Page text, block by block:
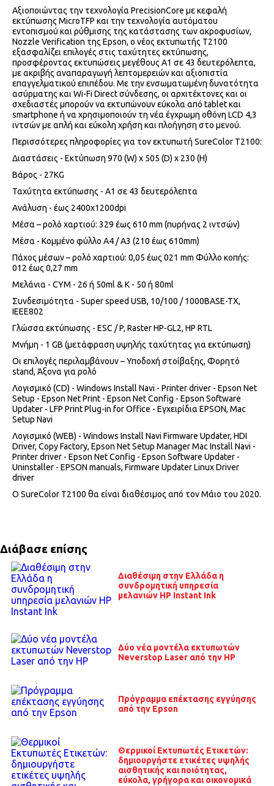
Αξιοποιώντας την τεχνολογία PrecisionCore με κεφαλή
εκτύπωσης MicroTFP και την τεχνολογία αυτόματου
εντοπισμού και ρύθμισης της κατάστασης των ακροφυσίων,
Nozzle Verification της Epson, ο νέος εκτυπωτής Τ2100
εξασφαλίζει επιλογές στις ταχύτητες εκτύπωσης,
προσφέροντας εκτυπώσεις μεγέθους A1 σε 43 δευτερόλεπτα,
με ακριβής αναπαραγωγή λεπτομερειών και αξιοπιστία
επαγγελματικού επιπέδου. Με την ενσωματωμένη δυνατότητα
ασύρματης και Wi-Fi Direct σύνδεσης, οι αρχιτέκτονες και οι
σχεδιαστές μπορούν να εκτυπώνουν εύκολα από tablet και
smartphone ή να χρησιμοποιούν τη νέα έγχρωμη οθόνη LCD 4,3
ιντσών με απλή και εύκολη χρήση και πλοήγηση στο μενού.
Περισσότερες πληροφορίες για τον εκτυπωτή SureColor T2100:
Διαστάσεις - Εκτύπωση 970 (W) x 505 (D) x 230 (H)
Βάρος - 27KG
Ταχύτητα εκτύπωσης - A1 σε 43 δευτερόλεπτα
Ανάλυση - έως 2400x1200dpi
Μέσα – ρολό χαρτιού: 329 έως 610 mm (πυρήνας 2 ιντσών)
Μέσα - Κομμένο φύλλο A4 / A3 (210 έως 610mm)
Πάχος μέσων – ρολό χαρτιού: 0,05 έως 021 mm Φύλλο κοπής:
012 έως 0,27 mm
Μελάνια - CYM - 26 ή 50ml & K - 50 ή 80ml
Συνδεσιμότητα - Super speed USB, 10/100 / 1000BASE-TX,
IEEE802
Γλώσσα εκτύπωσης - ESC / P, Raster HP-GL2, HP RTL
Μνήμη - 1 GB (μετάφραση υψηλής ταχύτητας για εκτύπωση)
Οι επιλογές περιλαμβάνουν – Υποδοχή στοίβαξης, Φορητό
stand, Άξονα για ρολό
Λογισμικό (CD) - Windows Install Navi - Printer driver - Epson Net
Setup - Epson Net Print - Epson Net Config - Epson Software
Updater - LFP Print Plug-in for Office - Εγχειρίδια EPSON, Mac
Setup Navi
Λογισμικό (WEB) - Windows Install Navi Firmware Updater, HDI
Driver, Copy Factory, Epson Net Setup Manager Mac Install Navi -
Printer driver - Epson Net Config - Epson Software Updater -
Uninstaller - EPSON manuals, Firmware Updater Linux Driver
driver
Ο SureColor T2100 θα είναι διαθέσιμος από τον Μάιο του 2020.
Διάβασε επίσης
Διαθέσιμη στην Ελλάδα η
συνδρομητική υπηρεσία
μελανιών HP Instant Ink
Δύο νέα μοντέλα εκτυπωτών
Neverstop Laser από την HP
Πρόγραμμα επέκτασης εγγύησης
από την Epson
Θερμικοί Εκτυπωτές Ετικετών:
δημιουργήστε ετικέτες υψηλής
αισθητικής και ποιότητας,
εύκολα, γρήγορα και οικονομικά